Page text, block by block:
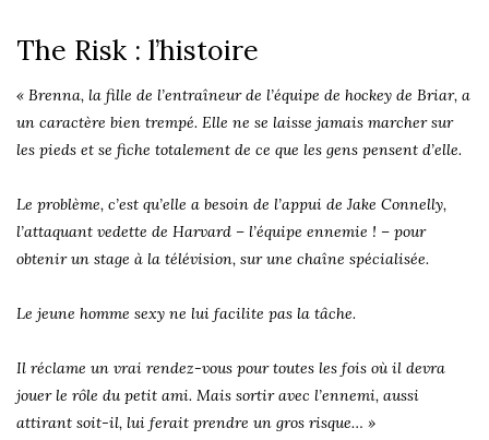
The Risk : l’histoire
« Brenna, la fille de l’entraîneur de l’équipe de hockey de Briar, a
un caractère bien trempé. Elle ne se laisse jamais marcher sur
les pieds et se fiche totalement de ce que les gens pensent d’elle.
Le problème, c’est qu’elle a besoin de l’appui de Jake Connelly,
l’attaquant vedette de Harvard – l’équipe ennemie ! – pour
obtenir un stage à la télévision, sur une chaîne spécialisée.
Le jeune homme sexy ne lui facilite pas la tâche.
Il réclame un vrai rendez-vous pour toutes les fois où il devra
jouer le rôle du petit ami. Mais sortir avec l’ennemi, aussi
attirant soit-il, lui ferait prendre un gros risque… »